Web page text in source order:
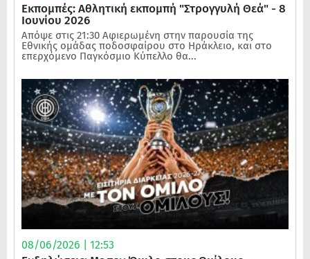
Εκπομπές: Αθλητική εκπομπή "Στρογγυλή Θεά" - 8
Ιουνίου 2026
Απόψε στις 21:30 Αφιερωμένη στην παρουσία της
Εθνικής ομάδας ποδοσφαίρου στο Ηράκλειο, και στο
επερχόμενο Παγκόσμιο Κύπελλο θα...
08/06/2026 | 12:53